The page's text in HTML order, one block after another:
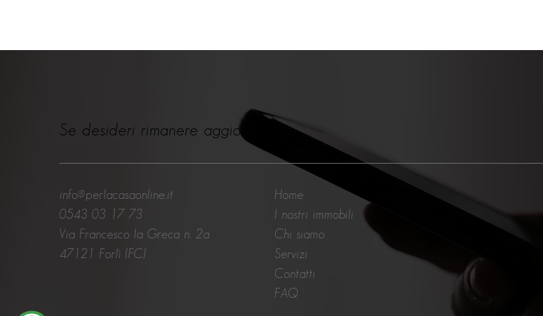
Se desideri rimanere aggiornato
info@perlacasaonline.it
0543 03 17 73
Via Francesco la Greca n. 2a
47121 Forlì (FC)
Home
I nostri immobili
Chi siamo
Servizi
Contatti
FAQ